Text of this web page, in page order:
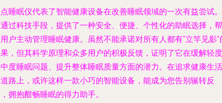
睡眠仪代表了智能健康设备在改善睡眠领域的一次有益尝试。
过科技手段，提供了一种安全、便捷、个性化的助眠选择，帮
户主动管理睡眠健康。虽然不能承诺对所有人都有“立竿见影”
，但其科学原理和众多用户的积极反馈，证明了它在缓解轻度
度睡眠问题、提升整体睡眠质量方面的潜力。在追求健康生活
路上，或许这样一款小巧的智能设备，能成为您告别辗转反
拥抱酣畅睡眠的得力助手。